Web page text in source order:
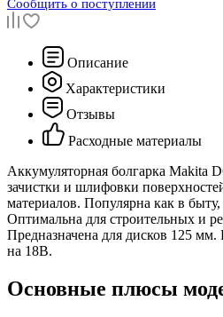
Сообщить о поступлении
Описание
Характеристики
Отзывы
Расходные материалы
Аккумуляторная болгарка Makita
зачистки и шлифовки
материалов. Популярна как в
Оптимальна для строительных и
Предназначена для дисков 125 мм.
на 18В.
Основные плюсы